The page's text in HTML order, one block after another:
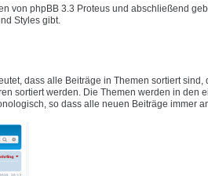
von phpBB 3.3 Proteus und abschließend
Styles gibt.
dass alle Beiträge in Themen sortiert
sortiert werden. Die Themen werden in den
so dass alle neuen Beiträge immer